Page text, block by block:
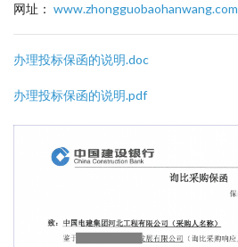
网址： www.zhongguobaohanwang.com
办理投标保函的说明.doc
办理投标保函的说明.pdf